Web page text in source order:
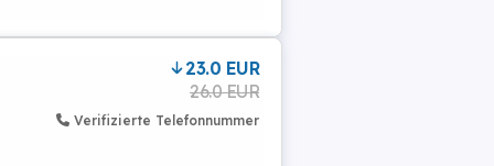
23.0 EUR
26.0 EUR
Verifizierte Telefonnummer